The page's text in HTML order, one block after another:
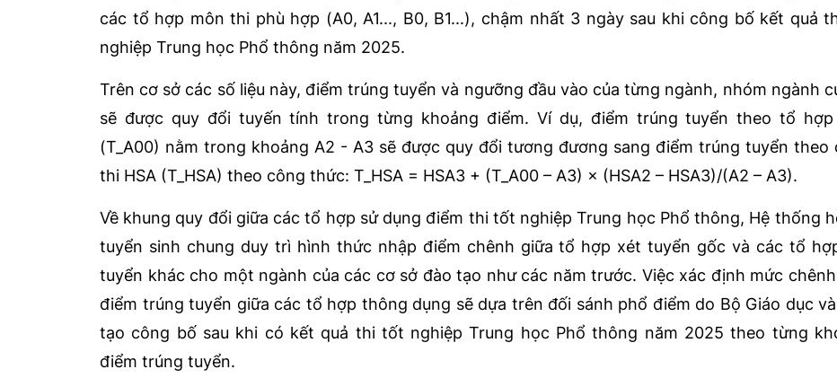
các tổ hợp môn thi phù hợp (A0, A1..., B0, B1...), chậm nhất 3 ngày sau khi công bố kết quả
nghiệp Trung học Phổ thông năm 2025.
Trên cơ sở các số liệu này, điểm trúng tuyển và ngưỡng đầu vào của từng ngành, nhóm ngành
sẽ được quy đổi tuyến tính trong từng khoảng điểm. Ví dụ, điểm trúng tuyển theo tổ hợp
(T_A00) nằm trong khoảng A2 - A3 sẽ được quy đổi tương đương sang điểm trúng tuyển theo
thi HSA (T_HSA) theo công thức: T_HSA = HSA3 + (T_A00 – A3) × (HSA2 – HSA3)/(A2 – A3).
Về khung quy đổi giữa các tổ hợp sử dụng điểm thi tốt nghiệp Trung học Phổ thông, Hệ thống
tuyển sinh chung duy trì hình thức nhập điểm chênh giữa tổ hợp xét tuyển gốc và các tổ
tuyển khác cho một ngành của các cơ sở đào tạo như các năm trước. Việc xác định mức
điểm trúng tuyển giữa các tổ hợp thông dụng sẽ dựa trên đối sánh phổ điểm do Bộ Giáo dục
tạo công bố sau khi có kết quả thi tốt nghiệp Trung học Phổ thông năm 2025 theo từng
điểm trúng tuyển.